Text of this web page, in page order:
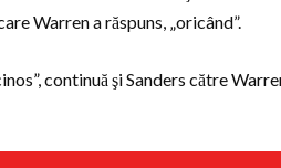
Warren a răspuns, „oricând”.
continuă şi Sanders către